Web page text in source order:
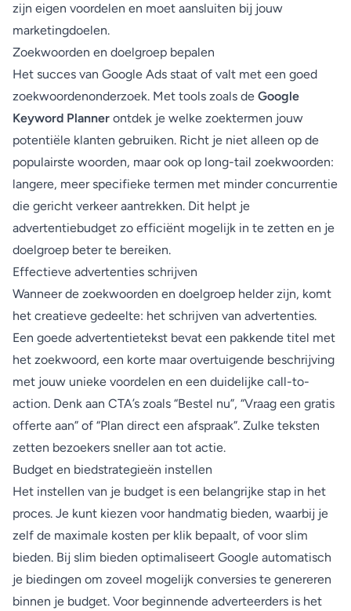
zijn eigen voordelen en moet aansluiten bij jouw
marketingdoelen.
Zoekwoorden en doelgroep bepalen
Het succes van Google Ads staat of valt met een goed
zoekwoordenonderzoek. Met tools zoals de Google
Keyword Planner ontdek je welke zoektermen jouw
potentiële klanten gebruiken. Richt je niet alleen op de
populairste woorden, maar ook op long-tail zoekwoorden:
langere, meer specifieke termen met minder concurrentie
die gericht verkeer aantrekken. Dit helpt je
advertentiebudget zo efficiënt mogelijk in te zetten en je
doelgroep beter te bereiken.
Effectieve advertenties schrijven
Wanneer de zoekwoorden en doelgroep helder zijn, komt
het creatieve gedeelte: het schrijven van advertenties.
Een goede advertentietekst bevat een pakkende titel met
het zoekwoord, een korte maar overtuigende beschrijving
met jouw unieke voordelen en een duidelijke call-to-
action. Denk aan CTA’s zoals “Bestel nu”, “Vraag een gratis
offerte aan” of “Plan direct een afspraak”. Zulke teksten
zetten bezoekers sneller aan tot actie.
Budget en biedstrategieën instellen
Het instellen van je budget is een belangrijke stap in het
proces. Je kunt kiezen voor handmatig bieden, waarbij je
zelf de maximale kosten per klik bepaalt, of voor slim
bieden. Bij slim bieden optimaliseert Google automatisch
je biedingen om zoveel mogelijk conversies te genereren
binnen je budget. Voor beginnende adverteerders is het